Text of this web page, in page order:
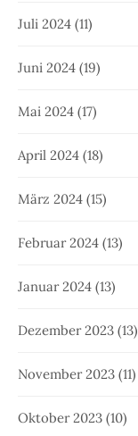
Juli 2024 (11)
Juni 2024 (19)
Mai 2024 (17)
April 2024 (18)
März 2024 (15)
Februar 2024 (13)
Januar 2024 (13)
Dezember 2023 (13)
November 2023 (11)
Oktober 2023 (10)